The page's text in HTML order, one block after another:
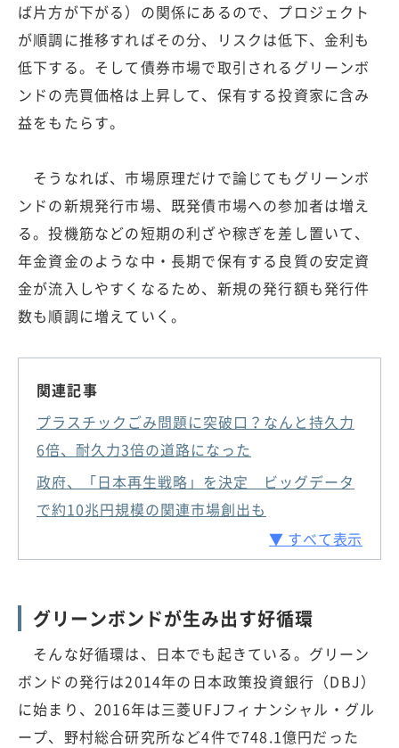
ば片方が下がる）の関係にあるので、プロジェクト
が順調に推移すればその分、リスクは低下、金利も
低下する。そして債券市場で取引されるグリーンボ
ンドの売買価格は上昇して、保有する投資家に含み
益をもたらす。
そうなれば、市場原理だけで論じてもグリーンボ
ンドの新規発行市場、既発債市場への参加者は増え
る。投機筋などの短期の利ざや稼ぎを差し置いて、
年金資金のような中・長期で保有する良質の安定資
金が流入しやすくなるため、新規の発行額も発行件
数も順調に増えていく。
関連記事
プラスチックごみ問題に突破口？なんと持久力
6倍、耐久力3倍の道路になった
政府、「日本再生戦略」を決定 ビッグデータ
で約10兆円規模の関連市場創出も
▼ すべて表示
グリーンボンドが生み出す好循環
そんな好循環は、日本でも起きている。グリーン
ボンドの発行は2014年の日本政策投資銀行（DBJ）
に始まり、2016年は三菱UFJフィナンシャル・グル
ープ、野村総合研究所など4件で748.1億円だった